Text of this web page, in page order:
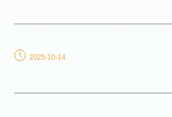
2025-10-14